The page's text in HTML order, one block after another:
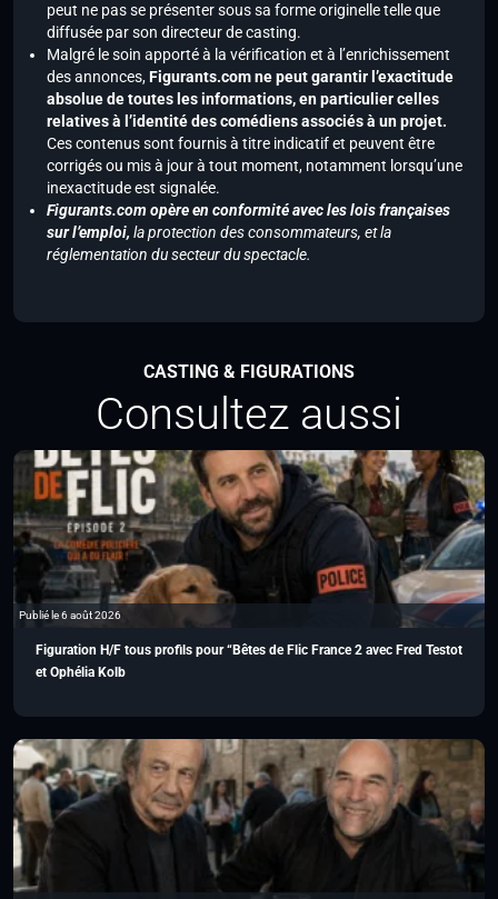
peut ne pas se présenter sous sa forme originelle telle que
diffusée par son directeur de casting.
Malgré le soin apporté à la vérification et à l’enrichissement
des annonces,Figurants.com ne peut garantir l’exactitude
absolue de toutes les informations, en particulier celles
relatives à l’identité des comédiens associés à un projet.
Ces contenus sont fournis à titre indicatif et peuvent être
corrigés ou mis à jour à tout moment, notamment lorsqu’une
inexactitude est signalée.
Figurants.com opère en conformité avec les lois françaises
sur l’emploi, la protection des consommateurs, et la
réglementation du secteur du spectacle.
CASTING & FIGURATIONS
Consultez aussi
Publié le 6 août 2026
Figuration H/F tous profils pour “Bêtes de Flic France 2 avec Fred Testot
et Ophélia Kolb